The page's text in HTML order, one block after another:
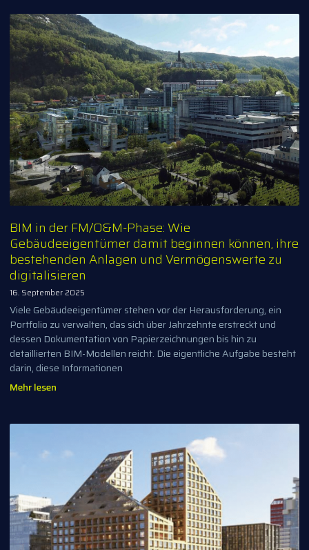
BIM in der FM/O&M-Phase: Wie
Gebäudeeigentümer damit beginnen können, ihre
bestehenden Anlagen und Vermögenswerte zu
digitalisieren
16. September 2025
Viele Gebäudeeigentümer stehen vor der Herausforderung, ein
Portfolio zu verwalten, das sich über Jahrzehnte erstreckt und
dessen Dokumentation von Papierzeichnungen bis hin zu
detaillierten BIM-Modellen reicht. Die eigentliche Aufgabe besteht
darin, diese Informationen
Mehr lesen